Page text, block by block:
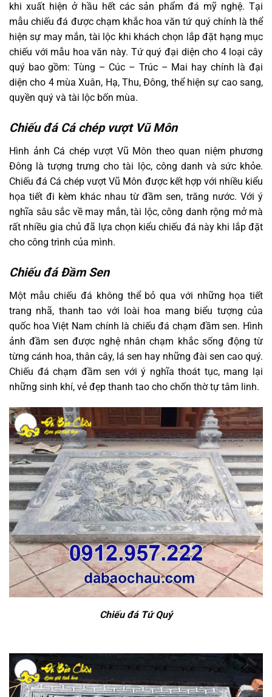
khi xuất hiện ở hầu hết các sản phẩm đá mỹ nghệ. Tại
mẫu chiếu đá được chạm khắc hoa văn tứ quý chính là thể
hiện sự may mắn, tài lộc khi khách chọn lắp đặt hạng mục
chiếu với mẫu hoa văn này. Tứ quý đại diện cho 4 loại cây
quý bao gồm: Tùng – Cúc – Trúc – Mai hay chính là đại
diện cho 4 mùa Xuân, Hạ, Thu, Đông, thể hiện sự cao sang,
quyền quý và tài lộc bốn mùa.
Chiếu đá Cá chép vượt Vũ Môn
Hình ảnh Cá chép vượt Vũ Môn theo quan niệm phương
Đông là tượng trưng cho tài lộc, công danh và sức khỏe.
Chiếu đá Cá chép vượt Vũ Môn được kết hợp với nhiều kiểu
họa tiết đi kèm khác nhau từ đầm sen, trăng nước. Với ý
nghĩa sâu sắc về may mắn, tài lộc, công danh rộng mở mà
rất nhiều gia chủ đã lựa chọn kiểu chiếu đá này khi lắp đặt
cho công trình của mình.
Chiếu đá Đầm Sen
Một mẫu chiếu đá không thể bỏ qua với những họa tiết
trang nhã, thanh tao với loài hoa mang biểu tượng của
quốc hoa Việt Nam chính là chiếu đá chạm đầm sen. Hình
ảnh đầm sen được nghệ nhân chạm khắc sống động từ
từng cánh hoa, thân cây, lá sen hay những đài sen cao quý.
Chiếu đá chạm đầm sen với ý nghĩa thoát tục, mang lại
những sinh khí, vẻ đẹp thanh tao cho chốn thờ tự tâm linh.
Chiếu đá Tứ Quý